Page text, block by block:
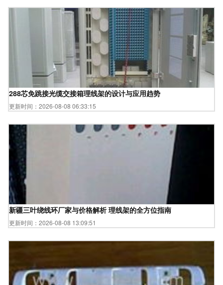
288芯免跳接光缆交接箱理线架的设计与应用趋势
更新时间：2026-08-08 06:33:15
新疆三叶绕线环厂家与价格解析 理线架的全方位指南
更新时间：2026-08-08 13:09:51